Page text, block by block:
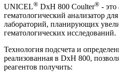
UNICEL® DxH 800 Coulter® - это
гематологический анализатор
лабораторий, планирующих
гематологических исследований.
Технология подсчета и
реализованная в DxH 800,
реагентов получить: